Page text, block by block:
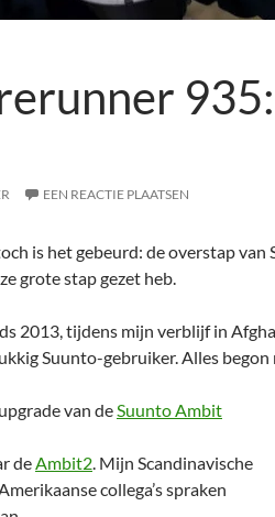
EEN REACTIE PLAATSEN
is het gebeurd: de overstap van
grote stap gezet heb.
2013, tijdens mijn verblijf in
Suunto-gebruiker. Alles begon
van deSuunto Ambit
deAmbit2. Mijn Scandinavische
collega’s spraken